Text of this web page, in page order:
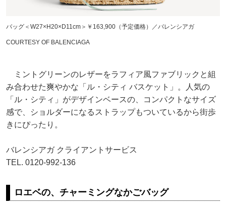
バッグ＜W27×H20×D11cm＞￥163,900（予定価格）／バレンシアガ
COURTESY OF BALENCIAGA
ミントグリーンのレザーをラフィア風ファブリックと組
み合わせた爽やかな「ル・シティ バスケット」。人気の
「ル・シティ」がデザインベースの、コンパクトなサイズ
感で、ショルダーになるストラップもついているから街歩
きにぴったり。
バレンシアガ クライアントサービス
TEL. 0120-992-136
ロエベの、チャーミングなかごバッグ